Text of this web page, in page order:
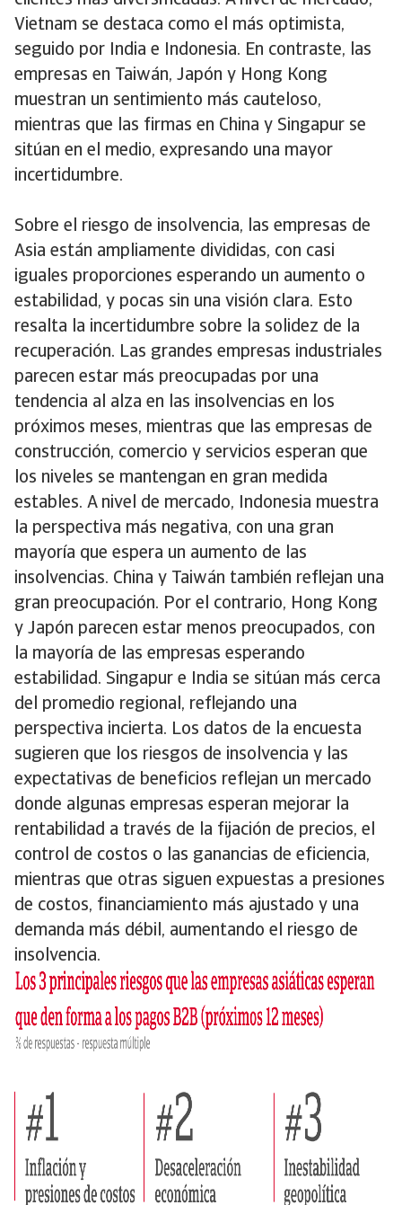
Vietnam se destaca como el más optimista,
seguido por India e Indonesia. En contraste, las
empresas en Taiwán, Japón y Hong Kong
muestran un sentimiento más cauteloso,
mientras que las firmas en China y Singapur se
sitúan en el medio, expresando una mayor
incertidumbre.
Sobre el riesgo de insolvencia, las empresas de
Asia están ampliamente divididas, con casi
iguales proporciones esperando un aumento o
estabilidad, y pocas sin una visión clara. Esto
resalta la incertidumbre sobre la solidez de la
recuperación. Las grandes empresas industriales
parecen estar más preocupadas por una
tendencia al alza en las insolvencias en los
próximos meses, mientras que las empresas de
construcción, comercio y servicios esperan que
los niveles se mantengan en gran medida
estables. A nivel de mercado, Indonesia muestra
la perspectiva más negativa, con una gran
mayoría que espera un aumento de las
insolvencias. China y Taiwán también reflejan una
gran preocupación. Por el contrario, Hong Kong
y Japón parecen estar menos preocupados, con
la mayoría de las empresas esperando
estabilidad. Singapur e India se sitúan más cerca
del promedio regional, reflejando una
perspectiva incierta. Los datos de la encuesta
sugieren que los riesgos de insolvencia y las
expectativas de beneficios reflejan un mercado
donde algunas empresas esperan mejorar la
rentabilidad a través de la fijación de precios, el
control de costos o las ganancias de eficiencia,
mientras que otras siguen expuestas a presiones
de costos, financiamiento más ajustado y una
demanda más débil, aumentando el riesgo de
insolvencia.